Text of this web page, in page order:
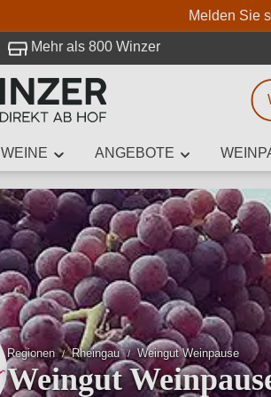
Melden Sie
Mehr als 800 Winzer
WEINE ANGEBOTE
Regionen Rheingau Weingut Weinpause
Weingut
Weinsuche
Mindestens 3